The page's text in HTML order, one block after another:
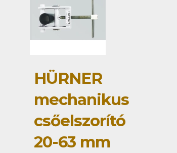
HÜRNER
mechanikus
csőelszorító
20-63 mm